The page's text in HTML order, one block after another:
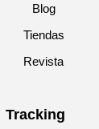
Blog
Tiendas
Revista
Tracking